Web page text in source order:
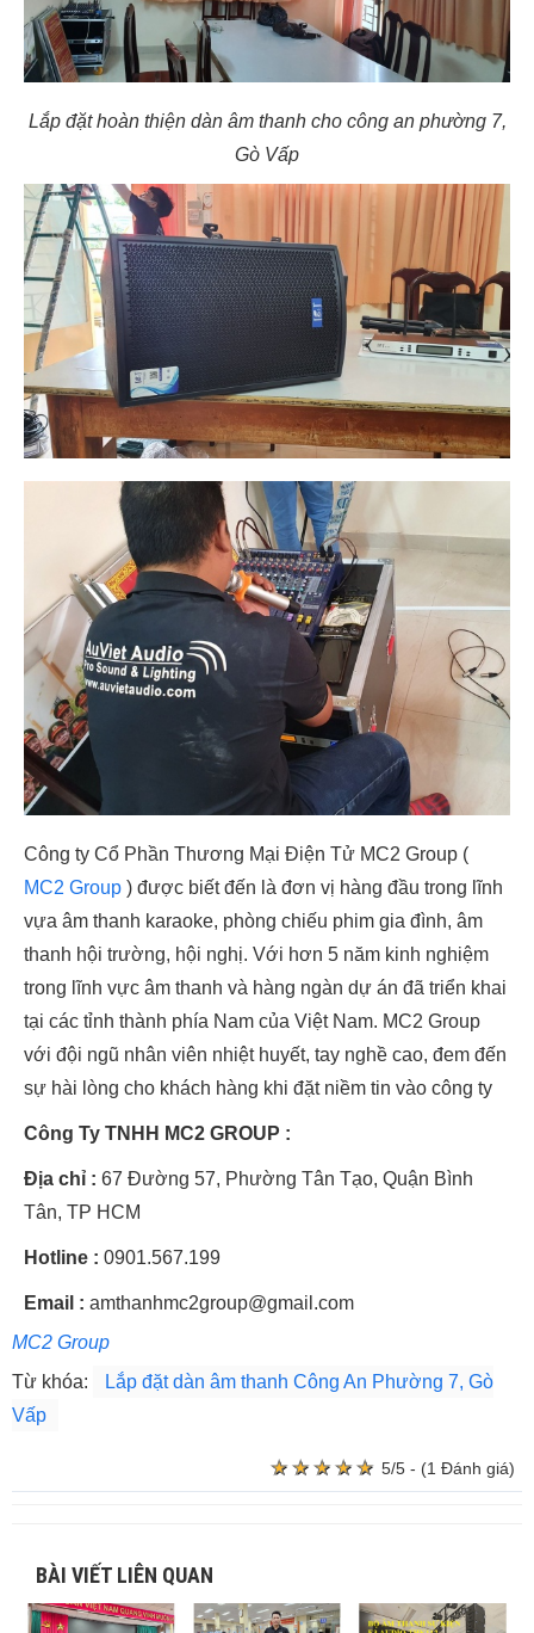
Lắp đặt hoàn thiện dàn âm thanh cho công an phường 7,
Gò Vấp
Công ty Cổ Phần Thương Mại Điện Tử MC2 Group (
MC2 Group ) được biết đến là đơn vị hàng đầu trong lĩnh
vựa âm thanh karaoke, phòng chiếu phim gia đình, âm
thanh hội trường, hội nghị. Với hơn 5 năm kinh nghiệm
trong lĩnh vực âm thanh và hàng ngàn dự án đã triển khai
tại các tỉnh thành phía Nam của Việt Nam. MC2 Group
với đội ngũ nhân viên nhiệt huyết, tay nghề cao, đem đến
sự hài lòng cho khách hàng khi đặt niềm tin vào công ty
Công Ty TNHH MC2 GROUP :
Địa chỉ : 67 Đường 57, Phường Tân Tạo, Quận Bình
Tân, TP HCM
Hotline : 0901.567.199
Email : amthanhmc2group@gmail.com
MC2 Group
Từ khóa:
Lắp đặt dàn âm thanh Công An Phường 7, Gò
Vấp
★ ★ ★ ★ ★
★ ★ ★ ★ ★ 5/5 - (1 Đánh giá)
BÀI VIẾT LIÊN QUAN